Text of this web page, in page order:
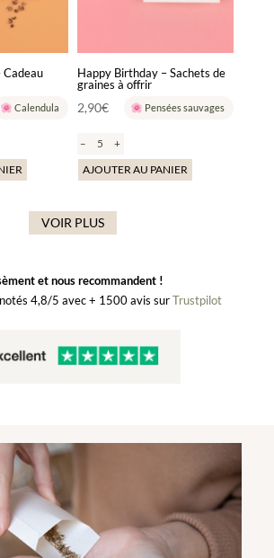
Cadeau
Calendula
Happy Birthday – Sachets de
graines à offrir
2,90€ Pensées sauvages
–
+
AJOUTER AU PANIER
VOIR PLUS
et nous recommandent !
4,8/5 avec + 1500 avis surTrustpilot